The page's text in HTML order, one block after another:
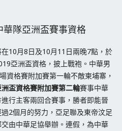
華隊亞洲盃賽事資格
10月8日及10月11日兩晚7點，於
亞洲盃資格，披上戰袍。中華男
資格賽附加賽第一輪不敵柬埔寨，
盃資格賽附加賽第二輪賽事中華
行主客兩回合賽事，勝者即能晉
2個月的努力，亞足聯及東帝汶足
由中華足協舉辦。連假，為中華